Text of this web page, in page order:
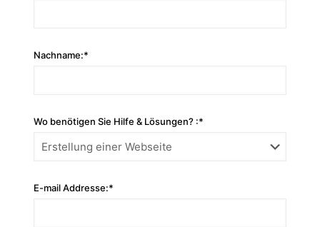
Nachname:*
Wo benötigen Sie Hilfe & Lösungen? :*
E-mail Addresse:*